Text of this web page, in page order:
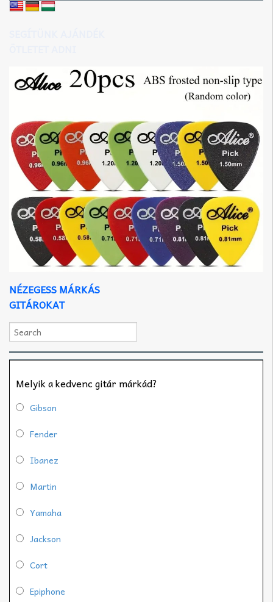
NÉZEGESS MÁRKÁS
GITÁROKAT
Melyik a kedvenc gitár márkád?
Gibson
Fender
Ibanez
Martin
Yamaha
Jackson
Cort
Epiphone